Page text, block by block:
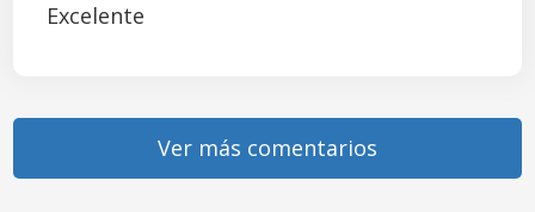
Excelente
Ver más comentarios